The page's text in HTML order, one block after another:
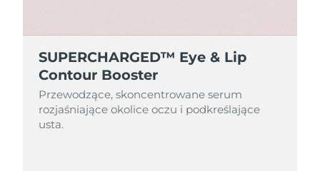
SUPERCHARGED™ Eye & Lip
Contour Booster
Przewodzące, skoncentrowane serum
rozjaśniające okolice oczu i podkreślające
usta.